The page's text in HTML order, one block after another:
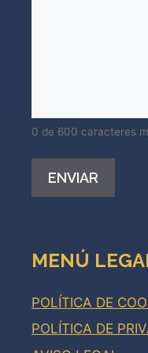
0 de 600 caracteres
MENÚ
POLÍTICA DE
POLÍTICA DE